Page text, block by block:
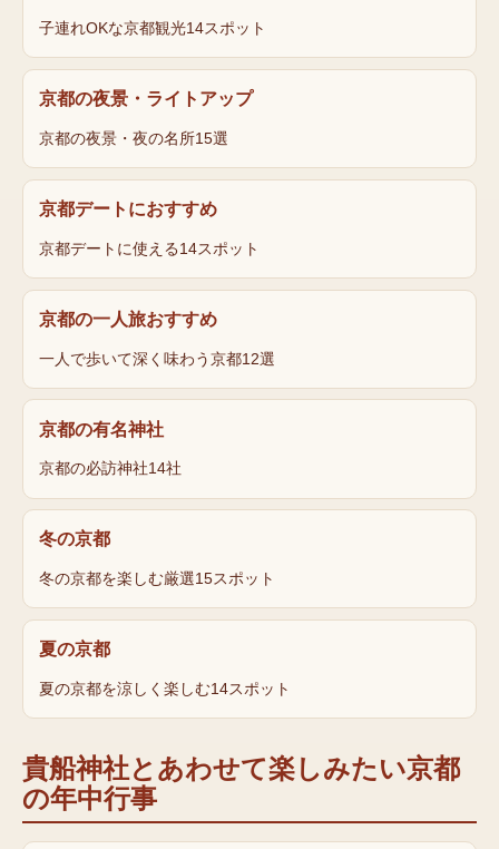
子連れOKな京都観光14スポット
京都の夜景・ライトアップ
京都の夜景・夜の名所15選
京都デートにおすすめ
京都デートに使える14スポット
京都の一人旅おすすめ
一人で歩いて深く味わう京都12選
京都の有名神社
京都の必訪神社14社
冬の京都
冬の京都を楽しむ厳選15スポット
夏の京都
夏の京都を涼しく楽しむ14スポット
貴船神社とあわせて楽しみたい京都
の年中行事